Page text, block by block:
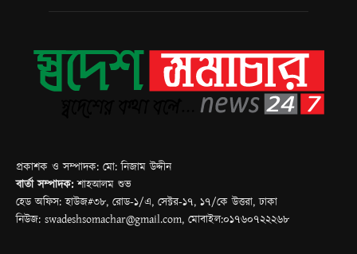
প্রকাশক ও সম্পাদক: মো: নিজাম উদ্দীন
বার্তা সম্পাদক: শাহআলম শুভ
হেড অফিস: হাউজ#৩৮, রোড-১/এ, সেক্টর-১৭, ১৭/কে উত্তরা, ঢাকা
নিউজ: swadeshsomachar@gmail.com, মোবাইল:০১৭৬০৭২২২৬৮